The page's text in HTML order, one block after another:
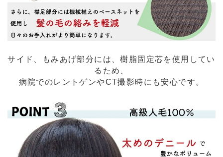
サイド、もみあげ部分には、樹脂固定芯を使用してい
るため、
病院でのレントゲンやCT撮影時にも安心です。